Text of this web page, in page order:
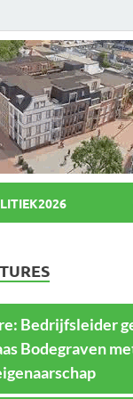
Bedrijfsleider
Bodegraven